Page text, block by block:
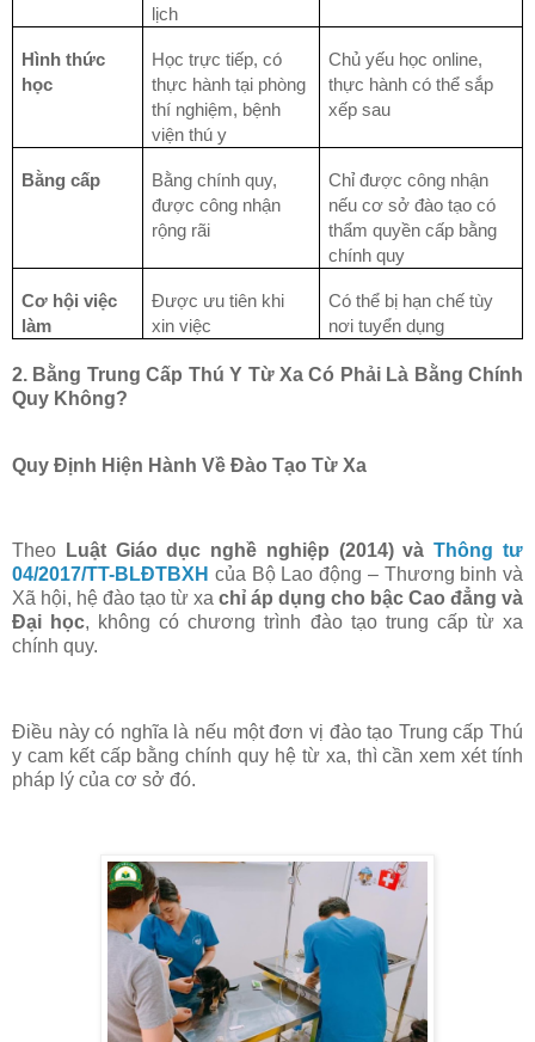
lịch
Hình thức
học
Học trực tiếp, có
thực hành tại phòng
thí nghiệm, bệnh
viện thú y
Chủ yếu học online,
thực hành có thể sắp
xếp sau
Bằng cấp
Bằng chính quy,
được công nhận
rộng rãi
Chỉ được công nhận
nếu cơ sở đào tạo có
thẩm quyền cấp bằng
chính quy
Cơ hội việc
làm
Được ưu tiên khi
xin việc
Có thể bị hạn chế tùy
nơi tuyển dụng
2. Bằng Trung Cấp Thú Y Từ Xa Có Phải Là Bằng Chính
Quy Không?
Quy Định Hiện Hành Về Đào Tạo Từ Xa
Theo Luật Giáo dục nghề nghiệp (2014) vàThông tư
04/2017/TT-BLĐTBXH của Bộ Lao động – Thương binh và
Xã hội, hệ đào tạo từ xa chỉ áp dụng cho bậc Cao đẳng và
Đại học, không có chương trình đào tạo trung cấp từ xa
chính quy.
Điều này có nghĩa là nếu một đơn vị đào tạo Trung cấp Thú
y cam kết cấp bằng chính quy hệ từ xa, thì cần xem xét tính
pháp lý của cơ sở đó.